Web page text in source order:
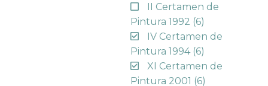
II Certamen de
Pintura 1992 (6)
IV Certamen de
Pintura 1994 (6)
XI Certamen de
Pintura 2001 (6)